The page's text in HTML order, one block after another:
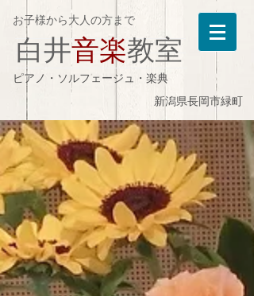
ピアノ・ソルフェージュ・楽典
白井音楽教室
新潟県長岡市緑町
お子様から大人の方まで